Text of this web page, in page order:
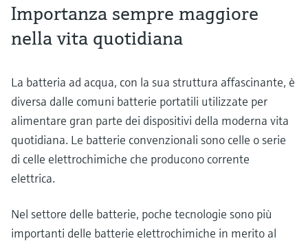
Importanza sempre maggiore
nella vita quotidiana
La batteria ad acqua, con la sua struttura affascinante, è
diversa dalle comuni batterie portatili utilizzate per
alimentare gran parte dei dispositivi della moderna vita
quotidiana. Le batterie convenzionali sono celle o serie
di celle elettrochimiche che producono corrente
elettrica.
Nel settore delle batterie, poche tecnologie sono più
importanti delle batterie elettrochimiche in merito al